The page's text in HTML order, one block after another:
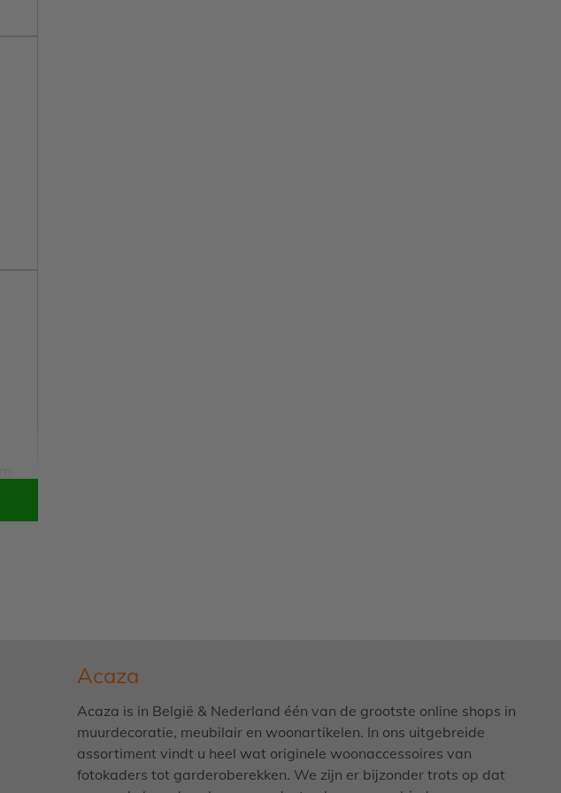
Acaza
Acaza is in België & Nederland één van de grootste online shops in
muurdecoratie, meubilair en woonartikelen. In ons uitgebreide
assortiment vindt u heel wat originele woonaccessoires van
fotokaders tot garderoberekken. We zijn er bijzonder trots op dat